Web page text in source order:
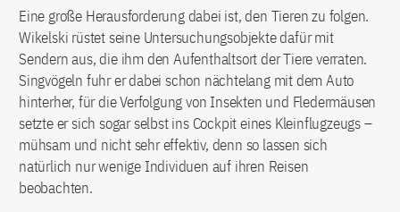
Eine große Herausforderung dabei ist, den Tieren zu folgen.
Wikelski rüstet seine Untersuchungsobjekte dafür mit
Sendern aus, die ihm den Aufenthaltsort der Tiere verraten.
Singvögeln fuhr er dabei schon nächtelang mit dem Auto
hinterher, für die Verfolgung von Insekten und Fledermäusen
setzte er sich sogar selbst ins Cockpit eines Kleinflugzeugs –
mühsam und nicht sehr effektiv, denn so lassen sich
natürlich nur wenige Individuen auf ihren Reisen
beobachten.